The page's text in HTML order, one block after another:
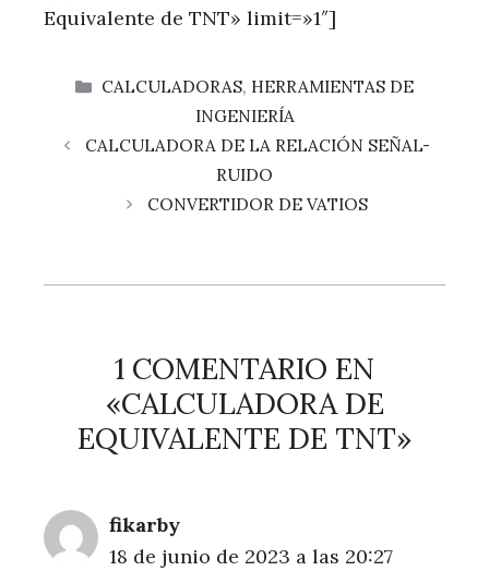
Equivalente de TNT» limit=»1″]
CATEGORÍAS
CALCULADORAS, HERRAMIENTAS DE
INGENIERÍA
CALCULADORA DE LA RELACIÓN SEÑAL-
RUIDO
CONVERTIDOR DE VATIOS
1 COMENTARIO EN
«CALCULADORA DE
EQUIVALENTE DE TNT»
fikarby
18 de junio de 2023 a las 20:27